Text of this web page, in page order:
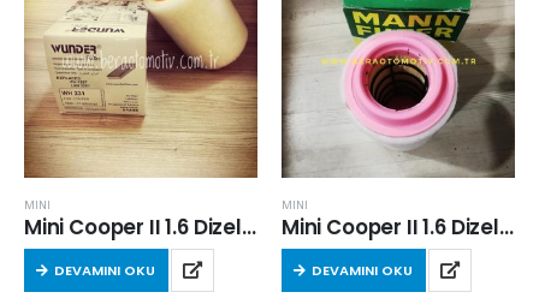
MINI
Mini Cooper II 1.6 Dizel 2010 Sonrası Hava Filtresi
DEVAMINI OKU
MINI
Mini Cooper II 1.6 Dizel 2010 Sonrası Hava Filtresi
DEVAMINI OKU